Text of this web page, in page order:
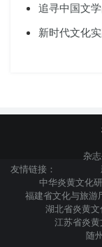
追寻中国文
新时代文化
杂
友情链接：
中华炎黄文化
福建省文化与旅游
湖北省炎黄
江苏省炎
随